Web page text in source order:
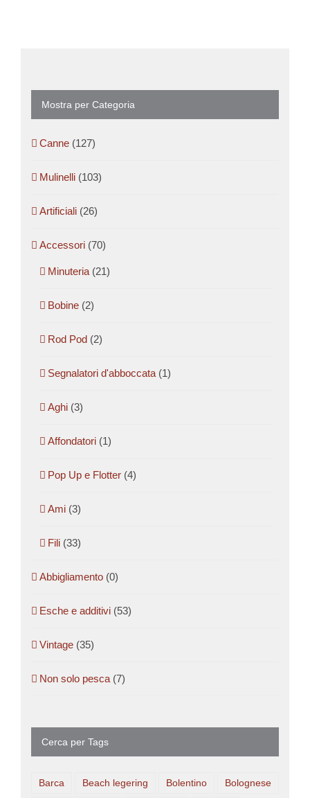
Mostra per Categoria
Canne (127)
Mulinelli (103)
Artificiali (26)
Accessori (70)
Minuteria (21)
Bobine (2)
Rod Pod (2)
Segnalatori d'abboccata (1)
Aghi (3)
Affondatori (1)
Pop Up e Flotter (4)
Ami (3)
Fili (33)
Abbigliamento (0)
Esche e additivi (53)
Vintage (35)
Non solo pesca (7)
Cerca per Tags
Barca Beach legering Bolentino Bolognese